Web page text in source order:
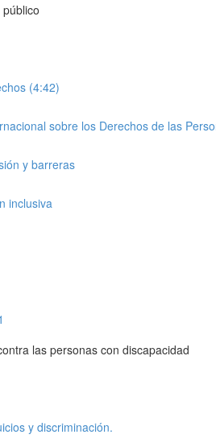
(4:42)
sobre los Derechos de las
y barreras
inclusiva
las personas con discapacidad
y discriminación.